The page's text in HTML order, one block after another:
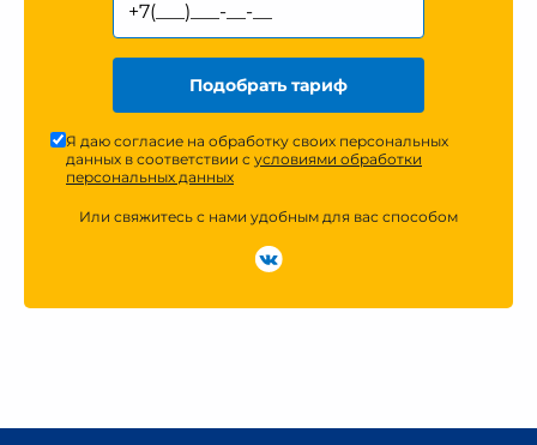
Подобрать тариф
Я даю согласие на обработку своих персональных
данных в соответствии с условиями обработки
персональных данных
Или свяжитесь с нами удобным для вас способом